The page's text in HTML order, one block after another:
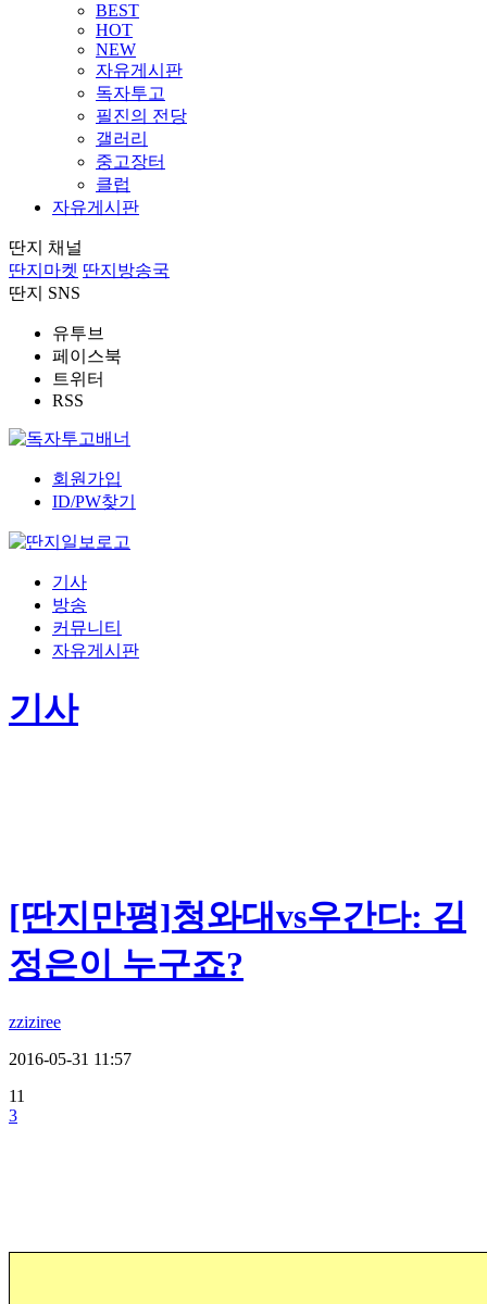
BEST
HOT
NEW
자유게시판
독자투고
필진의 전당
갤러리
중고장터
클럽
자유게시판
딴지 채널
딴지마켓 딴지방송국
딴지 SNS
유투브
페이스북
트위터
RSS
회원가입
ID/PW찾기
기사
방송
커뮤니티
자유게시판
기사
[딴지만평]청와대vs우간다: 김
정은이 누구죠?
zziziree
2016-05-31 11:57
11
3